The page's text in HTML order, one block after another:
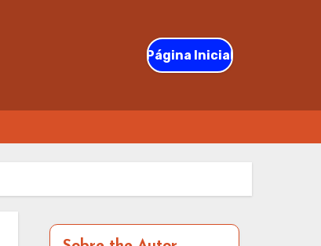
Página Inicial